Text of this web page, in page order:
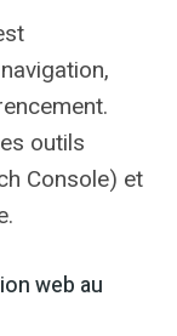
outils
Console) et
web au